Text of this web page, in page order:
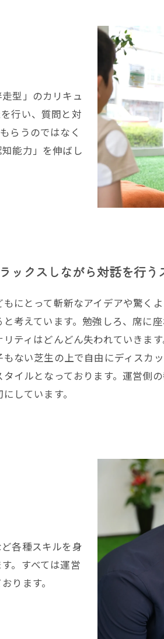
型」のカリキュ
行い、質問と対
らうのではなく
能力」を伸ばし
ックスしながら対話を行う
にとって斬新なアイデアや驚く
と考えています。勉強しろ、席に
リティはどんどん失われていきま
もない芝生の上で自由にディスカ
タイルとなっております。運営側
しています。
各種スキルを身
。すべては運営
ります。